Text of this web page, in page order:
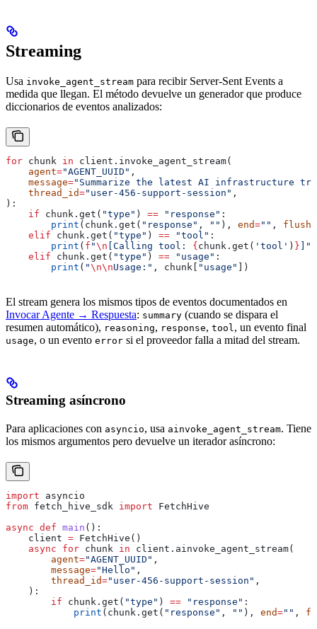
Streaming
Usa invoke_agent_stream para recibir Server-Sent Events a
medida que llegan. El método devuelve un generador que produce
diccionarios de eventos analizados:
for chunk in client.invoke_agent_stream(
    agent
="AGENT_UUID" ,
    message
="Summarize the latest AI infrastructure
    thread_id
="user-456-support-session" ,
):
    if
chunk.get( "type" ) == "response" :
        print
(chunk.get( "response" , "" ), end="" , flush
    elif
chunk.get( "type" ) == "tool" :
        print
( f "\n [Calling tool: { chunk.get( 'tool' ) } ]"
    elif
chunk.get( "type" ) == "usage" :
        print
( "\n\nUsage:" , chunk[ "usage" ])
El stream genera los mismos tipos de eventos documentados en
Invocar Agente → Respuesta: summary (cuando se dispara el
resumen automático), reasoning, response, tool, un evento final
usage, o un evento error si el proveedor falla a mitad del stream.
Streaming asíncrono
Para aplicaciones con asyncio, usa ainvoke_agent_stream. Tiene
los mismos argumentos pero devuelve un iterador asíncrono:
import asyncio
from fetch_hive_sdk import FetchHive
async def main ():
    client
= FetchHive()
    async
for chunk in client.ainvoke_agent_stream(
        agent
="AGENT_UUID" ,
        message
="Hello" ,
        thread_id
="user-456-support-session" ,
    ):
        if
chunk.get( "type" ) == "response" :
            print
(chunk.get( "response" , "" ), end="" ,